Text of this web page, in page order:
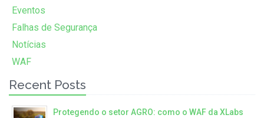
Eventos
Falhas de Segurança
Notícias
WAF
Recent Posts
Protegendo o setor AGRO: como o WAF da XLabs